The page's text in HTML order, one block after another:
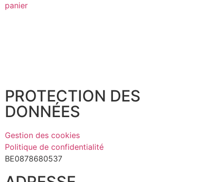
panier
PROTECTION DES
DONNÉES
Gestion des cookies
Politique de confidentialité
BE0878680537